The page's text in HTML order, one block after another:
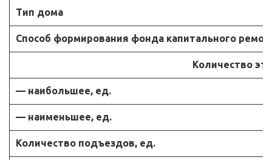
Тип дома
Способ формирования фонда капитального
Количество
— наибольшее, ед.
— наименьшее, ед.
Количество подъездов, ед.